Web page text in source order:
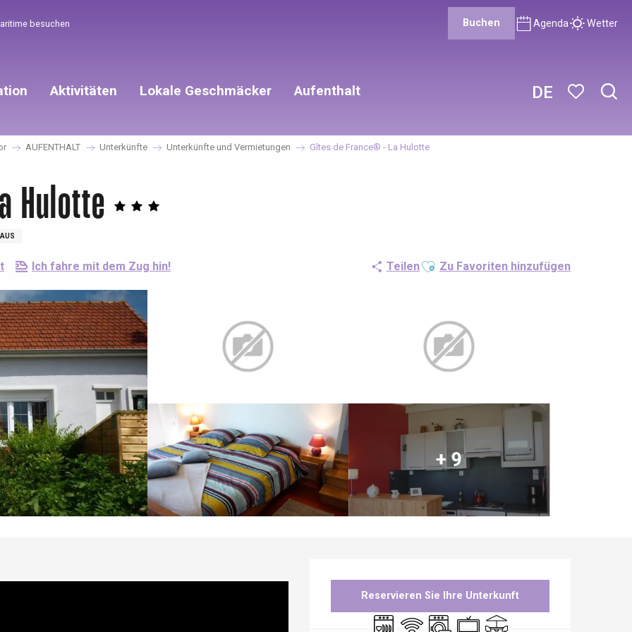
DE
besuchen Buchen Agenda Wetter
Aktivitäten Lokale Geschmäcker Aufenthalt
AUFENTHALT Unterkünfte Unterkünfte und Vermietungen Gîtes de France® - La Hulotte
Hulotte
Ich fahre mit dem Zug hin! TeilenAjouter aux favoris
Zu Favoriten hinzufügen
+ 9
Öffnungszeiten & Kontaktdaten
Reservieren Sie Ihre Unterkunft
Geschirrspülmaschine
Wi-Fi Waschmaschine
Fernsehen
Terrasse